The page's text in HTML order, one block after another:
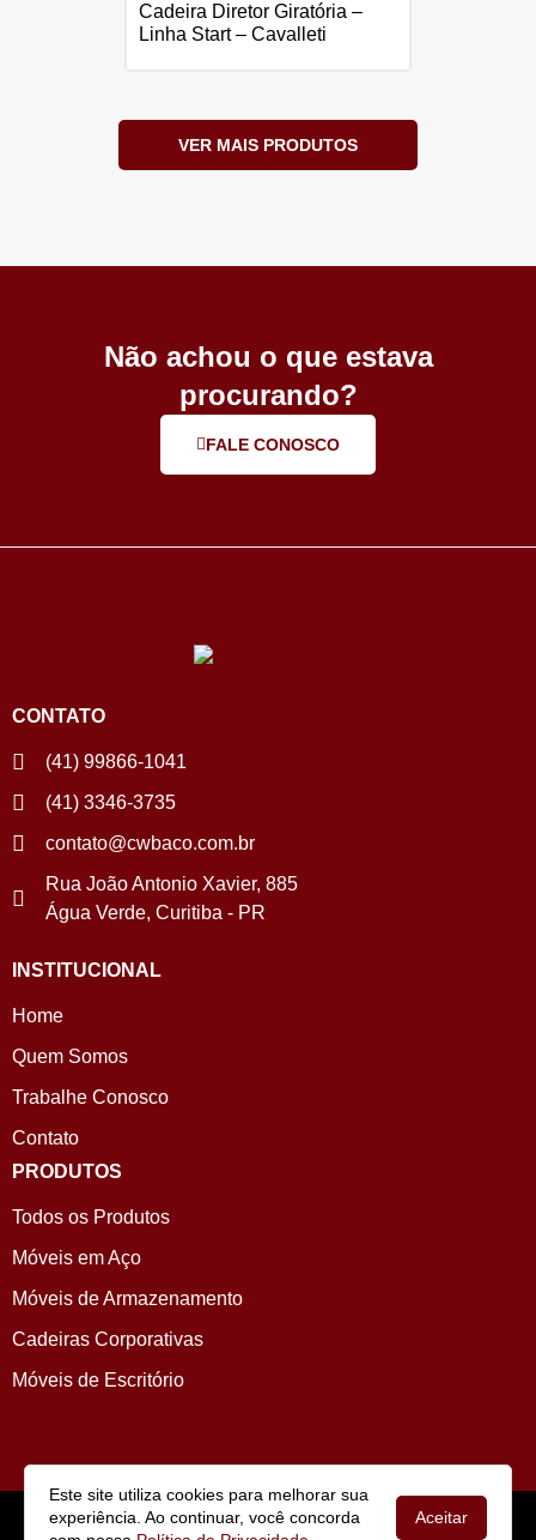
Cadeira Diretor Giratória –
Linha Start – Cavalleti
VER MAIS PRODUTOS
Não achou o que estava
procurando?
FALE CONOSCO
CONTATO
(41) 99866-1041
(41) 3346-3735
contato@cwbaco.com.br
Rua João Antonio Xavier, 885
Água Verde, Curitiba - PR
INSTITUCIONAL
Home
Quem Somos
Trabalhe Conosco
Contato
PRODUTOS
Todos os Produtos
Móveis em Aço
Móveis de Armazenamento
Cadeiras Corporativas
Móveis de Escritório
COPYRIGHT © 2024CWB AÇO| TODOS OS DIREITOS
RESERVADOS.
Este site utiliza cookies para melhorar sua
experiência. Ao continuar, você concorda
Aceitar